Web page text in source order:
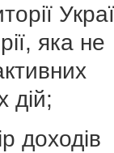
яка не
дій;
доходів